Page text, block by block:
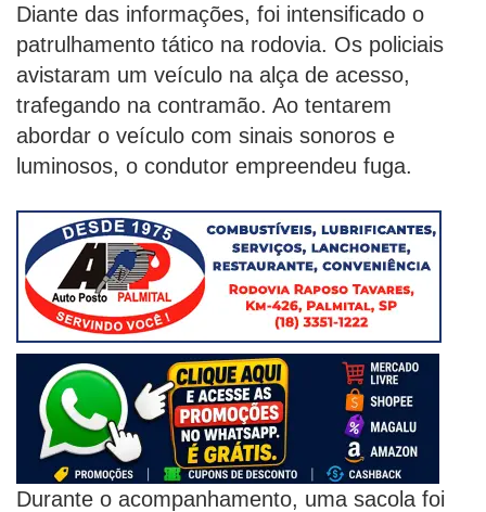
Diante das informações, foi intensificado o
patrulhamento tático na rodovia. Os policiais
avistaram um veículo na alça de acesso,
trafegando na contramão. Ao tentarem
abordar o veículo com sinais sonoros e
luminosos, o condutor empreendeu fuga.
Durante o acompanhamento, uma sacola foi